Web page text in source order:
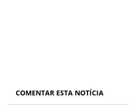
COMENTAR ESTA NOTÍCIA